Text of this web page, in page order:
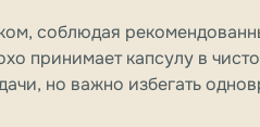
соблюдая
принимает капсулу в
но важно избегать